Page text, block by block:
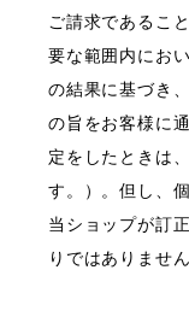
ご請求であるこ
要な範囲内にお
の結果に基づき
の旨をお客様に
定をしたときは
す。）。但し、
当ショップが訂
りではありません